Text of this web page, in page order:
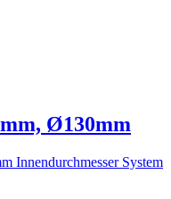
Ø130mm
Innendurchmesser System